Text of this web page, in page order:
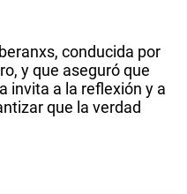
conducida por
y que aseguró que
invita a la reflexión y a
que la verdad